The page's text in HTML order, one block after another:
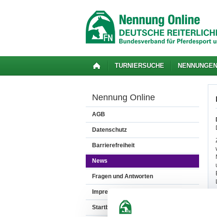
TURNIERSUCHE NENNUNGEN
Nennung Online
AGB
Datenschutz
Barrierefreiheit
News
Fragen und Antworten
Impressum
Startbereitschaft.online